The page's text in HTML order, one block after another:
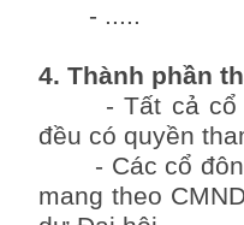
- .....
4. Thành phần
- Tất cả cổ
đều có quyền
- Các cổ
mang theo